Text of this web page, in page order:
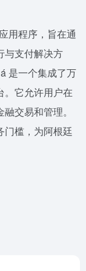
用程序，旨在通
与支付解决方
是一个集成了万
。它允许用户在
交易和管理。
门槛，为阿根廷